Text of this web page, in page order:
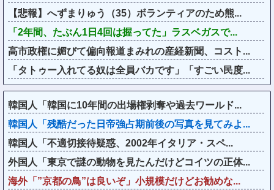
【悲報】へずまりゅう（35）ボランティアのため熊...
「2年間、たぶん1日4回は握ってた」ラスベガスで...
高市政権に媚びて偏向報道まみれの産経新聞、コスト...
「タトゥー入れてる奴は全員バカです」「すごい民度...
韓国人「韓国に10年間の出場権剥奪や過去ワールド...
韓国人「残酷だった日帝強占期前後の写真を見てみよ...
韓国人「不適切接待疑惑、2002年イタリア・スペ...
外国人「東京で謎の動物を見たんだけどコイツの正体...
海外「”京都の鳥”は良いぞ」小規模だけどお勧めな...